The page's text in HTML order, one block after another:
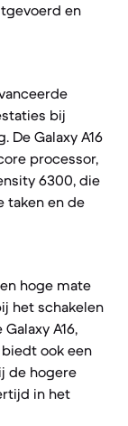
en
bij
Galaxy A16
processor,
6300, die
taken en de
hoge mate
het schakelen
A16,
biedt ook een
de hogere
in het